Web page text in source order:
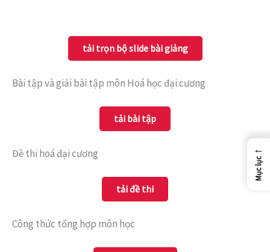
tải trọn bộ slide bài giảng
Bài tập và giải bài tập môn Hoá học đại cương
tải bài tập
Đề thi hoá đại cương
tải đề thi
Công thức tổng hợp môn học
←
Mục lục